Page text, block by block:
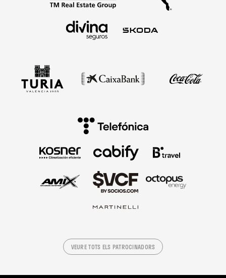
VEURE TOTS ELS PATROCINADORS